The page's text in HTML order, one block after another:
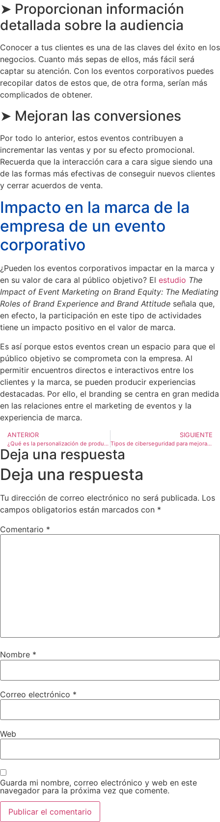
➤ Proporcionan información
detallada sobre la audiencia
Conocer a tus clientes es una de las claves del éxito en los
negocios. Cuanto más sepas de ellos, más fácil será
captar su atención. Con los eventos corporativos puedes
recopilar datos de estos que, de otra forma, serían más
complicados de obtener.
➤ Mejoran las conversiones
Por todo lo anterior, estos eventos contribuyen a
incrementar las ventas y por su efecto promocional.
Recuerda que la interacción cara a cara sigue siendo una
de las formas más efectivas de conseguir nuevos clientes
y cerrar acuerdos de venta.
Impacto en la marca de la
empresa de un evento
corporativo
¿Pueden los eventos corporativos impactar en la marca y
en su valor de cara al público objetivo? El estudio The
Impact of Event Marketing on Brand Equity: The Mediating
Roles of Brand Experience and Brand Attitude señala que,
en efecto, la participación en este tipo de actividades
tiene un impacto positivo en el valor de marca.
Es así porque estos eventos crean un espacio para que el
público objetivo se comprometa con la empresa. Al
permitir encuentros directos e interactivos entre los
clientes y la marca, se pueden producir experiencias
destacadas. Por ello, el branding se centra en gran medida
en las relaciones entre el marketing de eventos y la
experiencia de marca.
ANTERIOR
¿Qué es la personalización de productos y servicios o customización?
SIGUIENTE
Tipos de ciberseguridad para mejorar tu experiencia de usuario
Deja una respuesta
Deja una respuesta
Tu dirección de correo electrónico no será publicada. Los
campos obligatorios están marcados con *
Comentario *
Nombre *
Correo electrónico *
Web
Guarda mi nombre, correo electrónico y web en este
navegador para la próxima vez que comente.